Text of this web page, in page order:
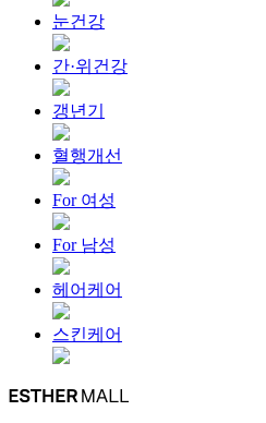
눈건강
간·위건강
갱년기
혈행개선
For 여성
For 남성
헤어케어
스킨케어